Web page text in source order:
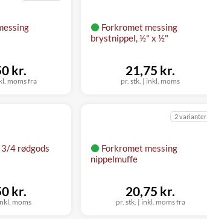
moms fra
kr.
Forkromet messing
brystnippel, ½" x ½"
pr. stk. | inkl. moms
21,75 kr.
4 rødgods
moms
kr.
Forkromet messing
nippelmuffe
2 varianter
pr. stk. | inkl. moms fra
20,75 kr.